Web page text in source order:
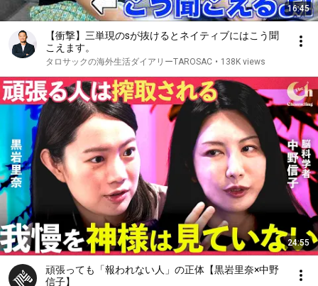
16:45
【衝撃】三単現のsが抜けるとネイティブにはこう聞
こえます。
タロサックの海外生活ダイアリーTAROSAC • 138K views
24:55
頑張っても「報われない人」の正体【黒岩里奈×中野
信子】